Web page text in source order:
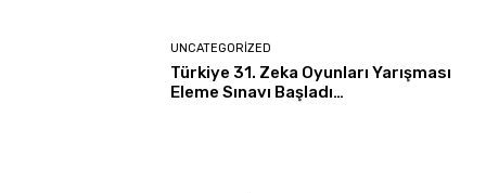
UNCATEGORIZED
Türkiye 31. Zeka Oyunları Yarışması
Eleme Sınavı Başladı…